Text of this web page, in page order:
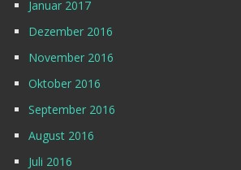
Januar 2017
Dezember 2016
November 2016
Oktober 2016
September 2016
August 2016
Juli 2016